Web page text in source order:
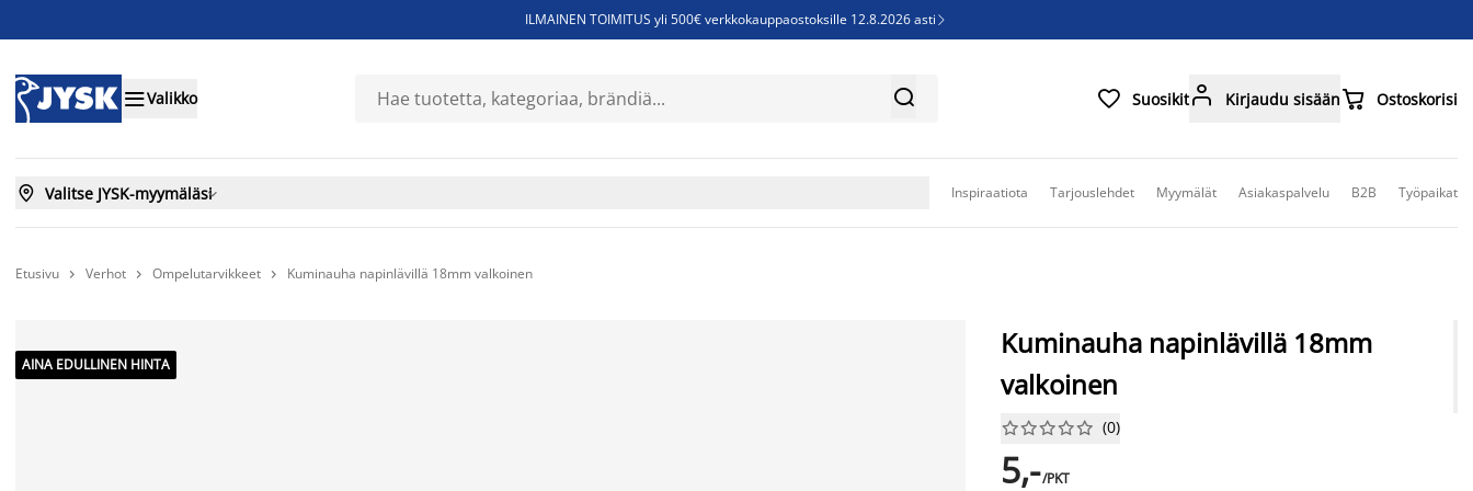
ILMAINEN TOIMITUS yli 500€ verkkokauppaostoksille 12.8.2026 asti 
Sijauspatjoja - Säästä jopa 60%
Valikko   Suosikit Kirjaudu sisään Ostoskorisi
 Valitse JYSK-myymäläsi Inspiraatiota Tarjouslehdet Myymälät Asiakaspalvelu B2B Työpaikat
Etusivu  Verhot  Ompelutarvikkeet  Kuminauha napinlävillä 18mm valkoinen
AINA EDULLINEN HINTA
Kuminauha napinlävillä 18mm
valkoinen





 (0)
5,-/PKT